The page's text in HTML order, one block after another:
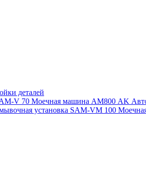
деталей
V 70 Моечная машина АМ800 AK
установка SAM-VM 100